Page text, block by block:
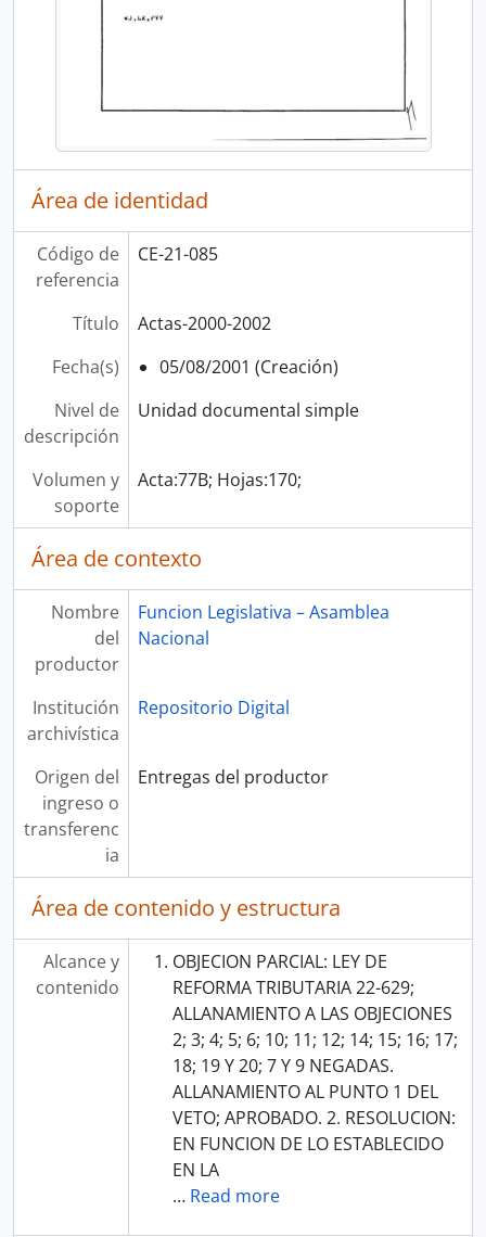
Área de identidad
Código de
referencia
CE-21-085
Título
Actas-2000-2002
Fecha(s)
05/08/2001 (Creación)
Nivel de
descripción
Unidad documental simple
Volumen y
soporte
Acta:77B; Hojas:170;
Área de contexto
Nombre
del
productor
Funcion Legislativa – Asamblea
Nacional
Institución
archivística
Repositorio Digital
Origen del
ingreso o
transferenc
ia
Entregas del productor
Área de contenido y estructura
Alcance y
contenido
OBJECION PARCIAL: LEY DE
REFORMA TRIBUTARIA 22-629;
ALLANAMIENTO A LAS OBJECIONES
2; 3; 4; 5; 6; 10; 11; 12; 14; 15; 16; 17;
18; 19 Y 20; 7 Y 9 NEGADAS.
ALLANAMIENTO AL PUNTO 1 DEL
VETO; APROBADO. 2. RESOLUCION:
EN FUNCION DE LO ESTABLECIDO
EN LA
… Read more